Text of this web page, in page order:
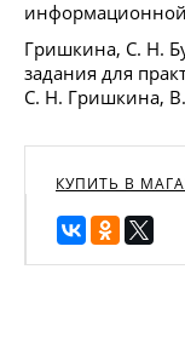
информационной
Гришкина, С. Н.
задания для
С. Н. Гришкина,
КУПИТЬ В